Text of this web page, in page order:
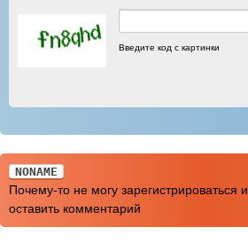
Введите код с картинки
NONAME
Почему-то не могу зарегистрироваться и
оставить комментарий